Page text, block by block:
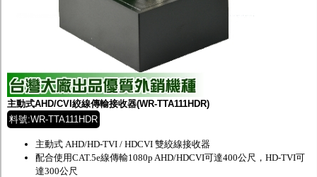
主動式AHD/CVI絞線傳輸接收器(WR-TTA111HDR)
料號:WR-TTA111HDR
主動式 AHD/HD-TVI / HDCVI 雙絞線接收器
配合使用CAT.5e線傳輸1080p AHD/HDCVI可達400公尺， HD-TVI可
達300公尺